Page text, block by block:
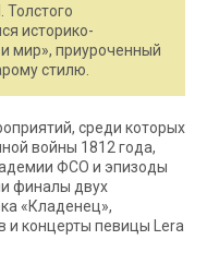
Толстого
историко-
мир», приуроченный
стилю.
среди которых
войны 1812 года,
ФСО и эпизоды
финалы двух
«Кладенец»,
и концерты певицы Lera